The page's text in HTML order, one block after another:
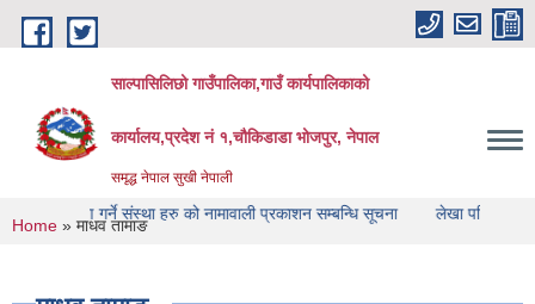
Skip to main content
साल्पासिलिछो गाउँपालिका,गाउँ कार्यपालिकाको
कार्यालय,प्रदेश नं १,चौकिडाडा भोजपुर, नेपाल
समृद्ध नेपाल सुखी नेपाली
गर्ने संस्था हरु को नामावाली प्रकाशन सम्बन्धि सूचना लेखा परिक्षण गर्ने संस्था हरु
You are here
Home » माधव तामाङ